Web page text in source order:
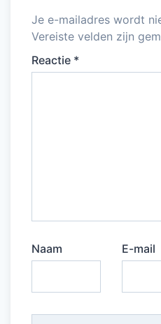
k
Je e-mailadres wordt
Vereiste velden zijn
Reactie *
Naam E-mail